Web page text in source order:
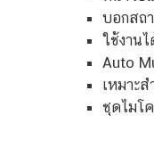
บอกสถ
ใช้งาน
Auto
เหมาะ
ชุดไมโ